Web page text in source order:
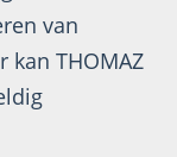
van
kan THOMAZ